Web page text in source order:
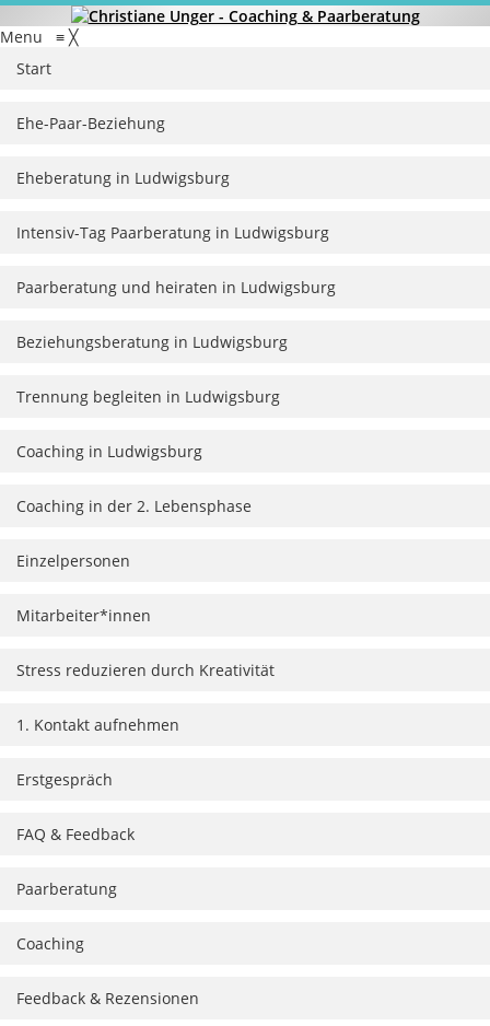
Menu ≡ ╳
Start
Ehe-Paar-Beziehung
Eheberatung in Ludwigsburg
Intensiv-Tag Paarberatung in Ludwigsburg
Paarberatung und heiraten in Ludwigsburg
Beziehungsberatung in Ludwigsburg
Trennung begleiten in Ludwigsburg
Coaching in Ludwigsburg
Coaching in der 2. Lebensphase
Einzelpersonen
Mitarbeiter*innen
Stress reduzieren durch Kreativität
1. Kontakt aufnehmen
Erstgespräch
FAQ & Feedback
Paarberatung
Coaching
Feedback & Rezensionen